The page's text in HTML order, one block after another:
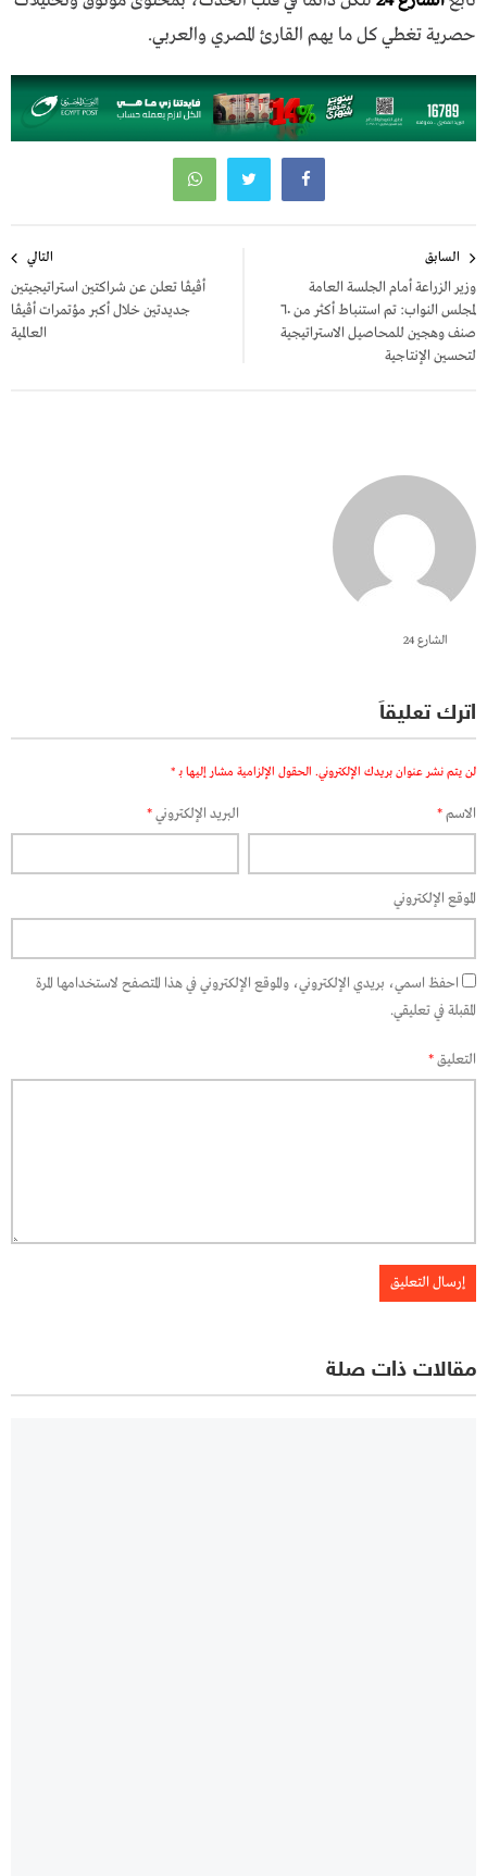
حصرية تغطي كل ما يهم القارئ المصري والعربي.
المقالات
السابق
وزير الزراعة أمام الجلسة العامة
لمجلس النواب: تم استنباط أكثر من ٦٠
صنف وهجين للمحاصيل الاستراتيجية
لتحسين الإنتاجية
التالي
أڤيڤا تعلن عن شراكتين استراتيجيتين
جديدتين خلال أكبر مؤتمرات أڤيڤا
العالمية
الشارع 24
اترك تعليقاً
لن يتم نشر عنوان بريدك الإلكتروني. الحقول الإلزامية مشار إليها بـ *
الاسم* البريد الإلكتروني*
الموقع الإلكتروني
احفظ اسمي، بريدي الإلكتروني، والموقع الإلكتروني في هذا المتصفح لاستخدامها المرة
المقبلة في تعليقي.
التعليق*
مقالات ذات صلة